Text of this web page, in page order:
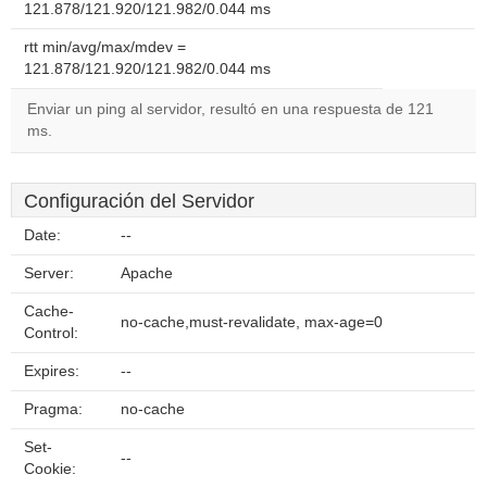
121.878/121.920/121.982/0.044 ms
rtt min/avg/max/mdev =
121.878/121.920/121.982/0.044 ms
Enviar un ping al servidor, resultó en una respuesta de 121
ms.
Configuración del Servidor
Date: --
Server: Apache
Cache-
Control:
no-cache,must-revalidate, max-age=0
Expires: --
Pragma: no-cache
Set-
Cookie:
--